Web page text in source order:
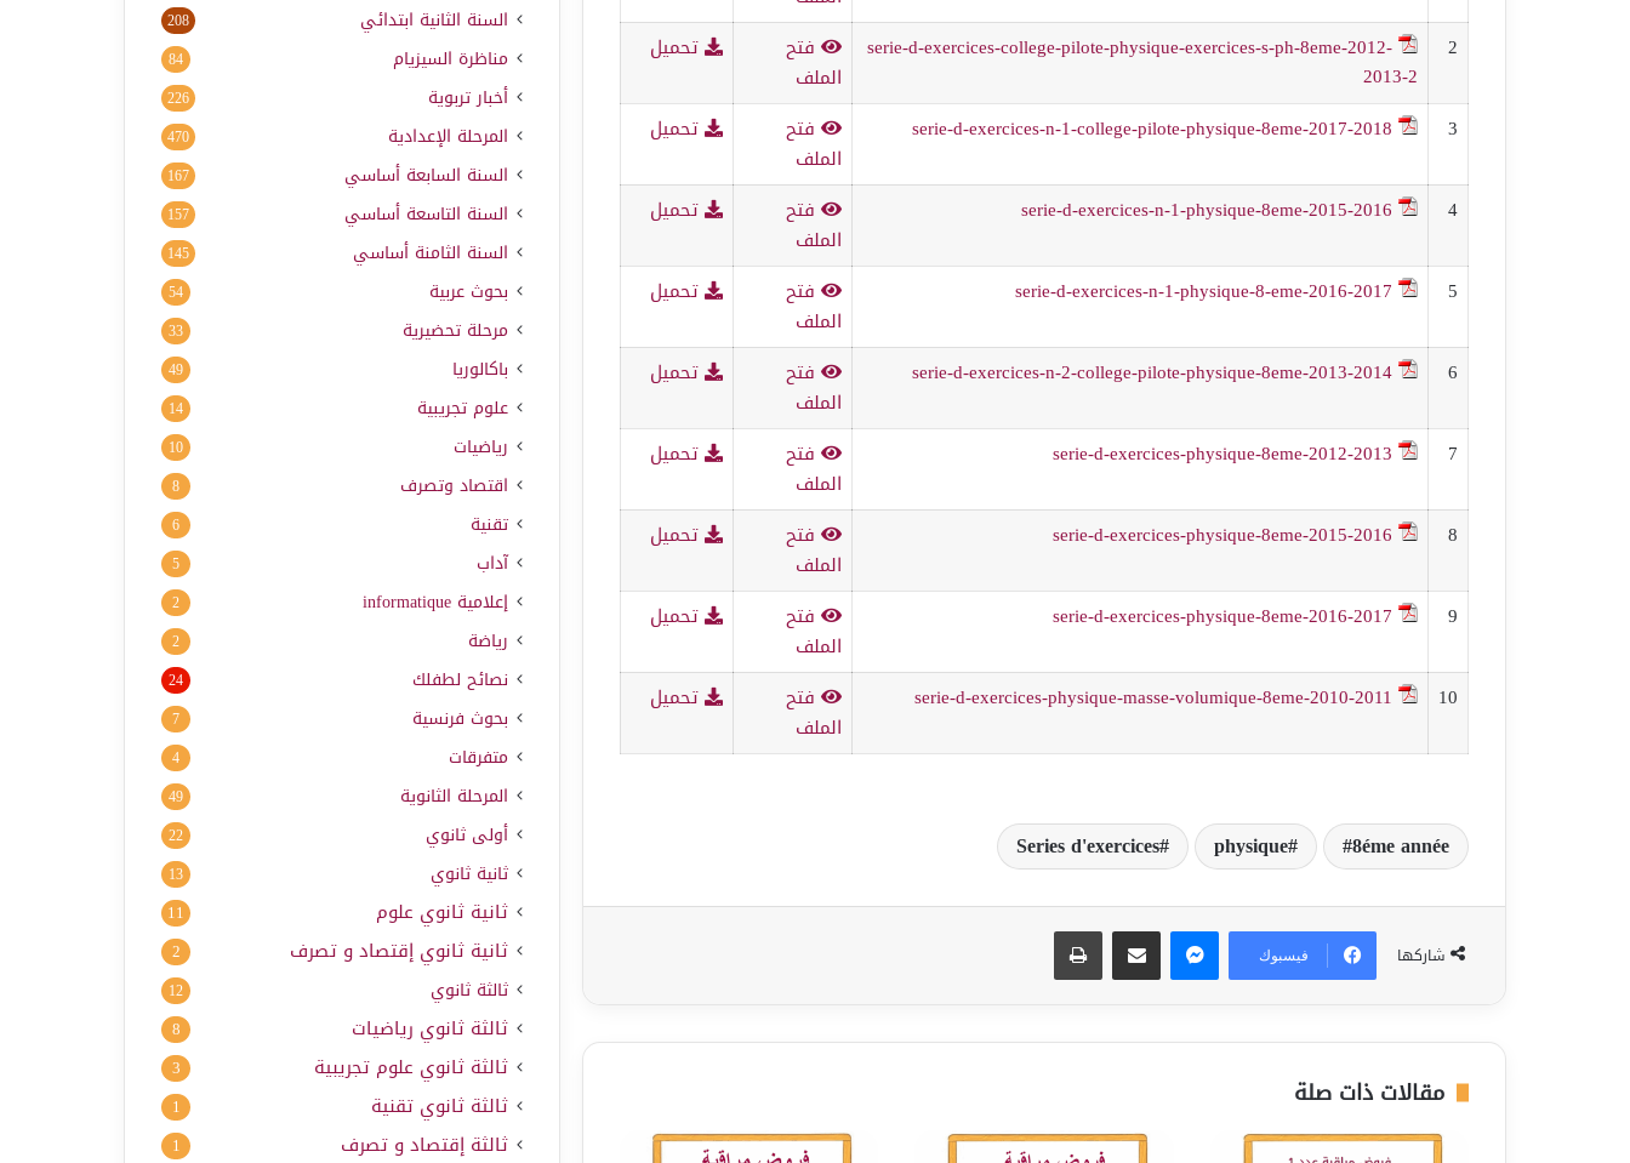
2
serie-d-exercices-college-pilote-physique-exercices-s-ph-8eme-2012-
2013-2
فتح
الملف
تحميل
3
serie-d-exercices-n-1-college-pilote-physique-8eme-2017-2018
فتح
الملف
تحميل
4
serie-d-exercices-n-1-physique-8eme-2015-2016
فتح
الملف
تحميل
5
serie-d-exercices-n-1-physique-8-eme-2016-2017
فتح
الملف
تحميل
6
serie-d-exercices-n-2-college-pilote-physique-8eme-2013-2014
فتح
الملف
تحميل
7
serie-d-exercices-physique-8eme-2012-2013
فتح
الملف
تحميل
8
serie-d-exercices-physique-8eme-2015-2016
فتح
الملف
تحميل
9
serie-d-exercices-physique-8eme-2016-2017
فتح
الملف
تحميل
10
serie-d-exercices-physique-masse-volumique-8eme-2010-2011
فتح
الملف
تحميل
8éme année
physique
Series d'exercices
شاركها فيسبوك
مقالات ذات صلة
السنة الثانية ابتدائي 208
مناظرة السيزيام 84
أخبار تربوية 226
المرحلة الإعدادية 470
السنة السابعة أساسي 167
السنة التاسعة أساسي 157
السنة الثامنة أساسي 145
بحوث عربية 54
مرحلة تحضيرية 33
باكالوريا 49
علوم تجريبية 14
رياضيات 10
اقتصاد وتصرف 8
تقنية 6
آداب 5
إعلامية informatique
2
رياضة 2
نصائح لطفلك 24
بحوث فرنسية 7
متفرقات 4
المرحلة الثانوية 49
أولى ثانوي 22
ثانية ثانوي 13
ثانية ثانوي علوم 11
ثانية ثانوي إقتصاد و تصرف 2
ثالثة ثانوي 12
ثالثة ثانوي رياضيات 8
ثالثة ثانوي علوم تجريبية 3
ثالثة ثانوي تقنية 1
ثالثة إقتصاد و تصرف 1